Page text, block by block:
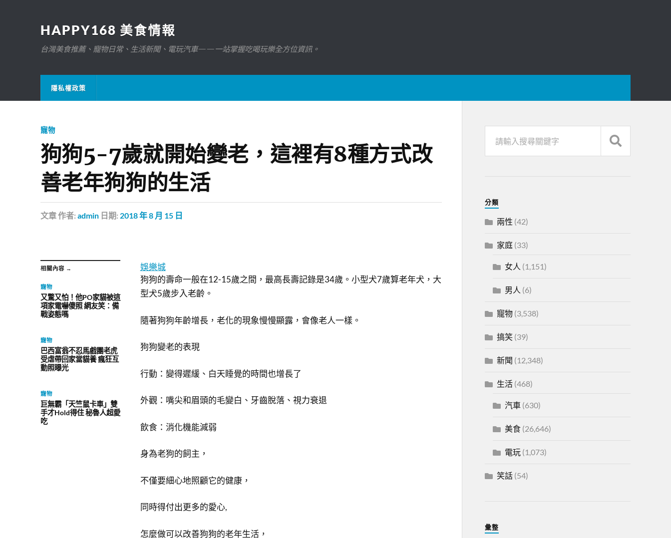
HAPPY168 美食情報
台灣美食推薦、寵物日常、生活新聞、電玩汽車——一站掌握吃喝玩樂全方位資訊。
隱私權政策
寵物
狗狗5-7歲就開始變老，這裡有8種方式改
善老年狗狗的生活
文章作者: admin 日期: 2018 年 8 月 15 日
相關內容 →
寵物
又驚又怕！他PO家貓被這
項家電嚇傻照 網友笑：備
戰姿態嗎
寵物
巴西富翁不忍馬戲團老虎
受虐帶回家當貓養 瘋狂互
動照曝光
寵物
巨無霸「天竺鼠卡車」雙
手才Hold得住 秘魯人超愛
吃
娛樂城
狗狗的壽命一般在12-15歲之間，最高長壽記錄是34歲。小型犬7歲算老年犬，大
型犬5歲步入老齡。
隨著狗狗年齡增長，老化的現象慢慢顯露，會像老人一樣。
狗狗變老的表現
行動：變得遲緩、白天睡覺的時間也增長了
外觀：嘴尖和眉頭的毛變白、牙齒脫落、視力衰退
飲食：消化機能減弱
身為老狗的飼主，
不僅要細心地照顧它的健康，
同時得付出更多的愛心,
怎麼做可以改善狗狗的老年生活，
分類
兩性 (42)
家庭(33)
女人 (1,151)
男人 (6)
寵物(3,538)
搞笑(39)
新聞 (12,348)
生活(468)
汽車(630)
美食(26,646)
電玩(1,073)
笑話(54)
彙整